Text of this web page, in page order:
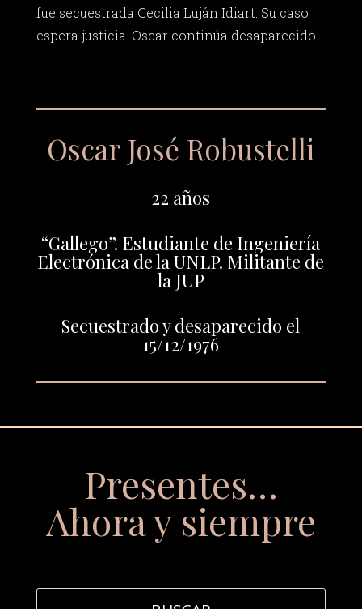
fue secuestrada Cecilia Luján Idiart. Su caso
espera justicia. Oscar continúa desaparecido.
Oscar José Robustelli
22 años
“Gallego”. Estudiante de Ingeniería
Electrónica de la UNLP. Militante de
la JUP
Secuestrado y desaparecido el
15/12/1976
Presentes…
Ahora y siempre